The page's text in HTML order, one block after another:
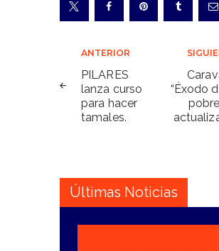
Navegación
de
entradas
ANTERIOR
PILARES
lanza curso
para hacer
tamales.
“Éxodo
Últimas Noticias